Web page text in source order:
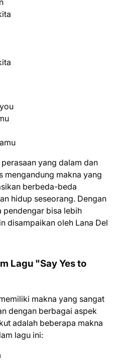
yang dalam dan
mengandung makna yang
berbeda-beda
hidup seseorang. Dengan
pendengar bisa lebih
disampaikan oleh Lana Del
Lagu "Say Yes to
makna yang sangat
dengan berbagai aspek
adalah beberapa makna
lagu ini: